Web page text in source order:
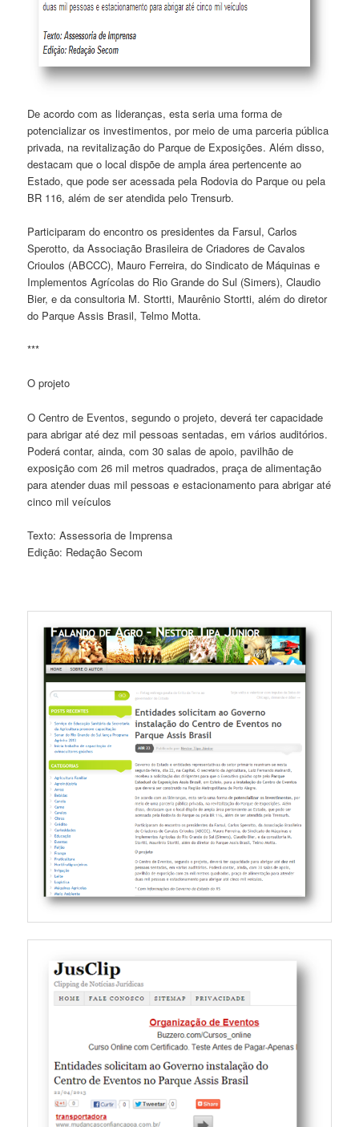
De acordo com as lideranças, esta seria uma forma de
potencializar os investimentos, por meio de uma parceria pública
privada, na revitalização do Parque de Exposições. Além disso,
destacam que o local dispõe de ampla área pertencente ao
Estado, que pode ser acessada pela Rodovia do Parque ou pela
BR 116, além de ser atendida pelo Trensurb.
Participaram do encontro os presidentes da Farsul, Carlos
Sperotto, da Associação Brasileira de Criadores de Cavalos
Crioulos (ABCCC), Mauro Ferreira, do Sindicato de Máquinas e
Implementos Agrícolas do Rio Grande do Sul (Simers), Claudio
Bier, e da consultoria M. Stortti, Maurênio Stortti, além do diretor
do Parque Assis Brasil, Telmo Motta.
***
O projeto
O Centro de Eventos, segundo o projeto, deverá ter capacidade
para abrigar até dez mil pessoas sentadas, em vários auditórios.
Poderá contar, ainda, com 30 salas de apoio, pavilhão de
exposição com 26 mil metros quadrados, praça de alimentação
para atender duas mil pessoas e estacionamento para abrigar até
cinco mil veículos
Texto: Assessoria de Imprensa
Edição: Redação Secom